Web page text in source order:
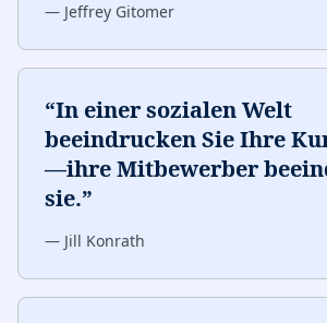
— Jeffrey Gitomer
“In einer sozialen Welt
beeindrucken Sie Ihre
—ihre Mitbewerber
sie.”
— Jill Konrath